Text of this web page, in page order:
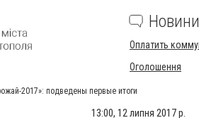
Новини
Оплатить
Оголошення
2017»: подведены первые итоги
13:00, 12 липня 2017 р.